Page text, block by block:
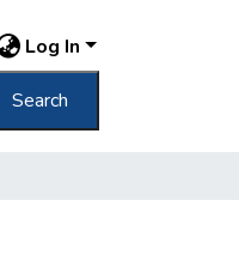
Log In
Search